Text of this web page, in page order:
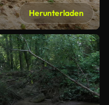
Herunterladen